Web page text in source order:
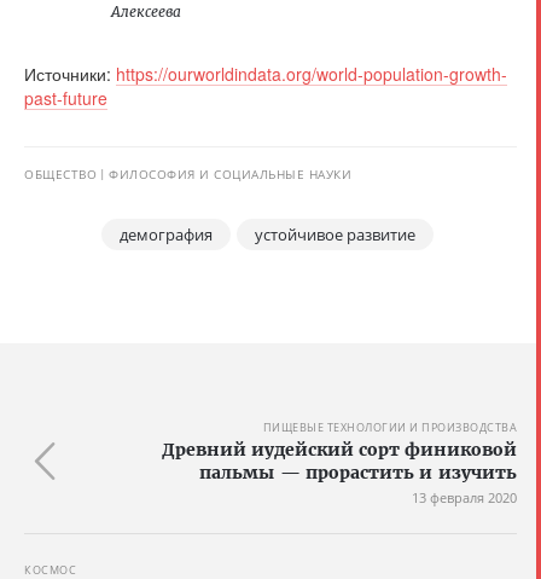
Алексеева
Источники: https://ourworldindata.org/world-population-growth-
past-future
ОБЩЕСТВО ФИЛОСОФИЯ И СОЦИАЛЬНЫЕ НАУКИ
демография устойчивое развитие
ПИЩЕВЫЕ ТЕХНОЛОГИИ И ПРОИЗВОДСТВА
Древний иудейский сорт финиковой
пальмы — прорастить и изучить
13 февраля 2020
КОСМОС